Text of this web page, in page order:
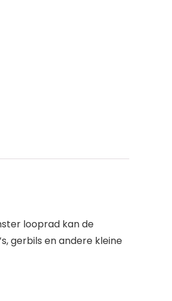
looprad kan de
gerbils en andere kleine